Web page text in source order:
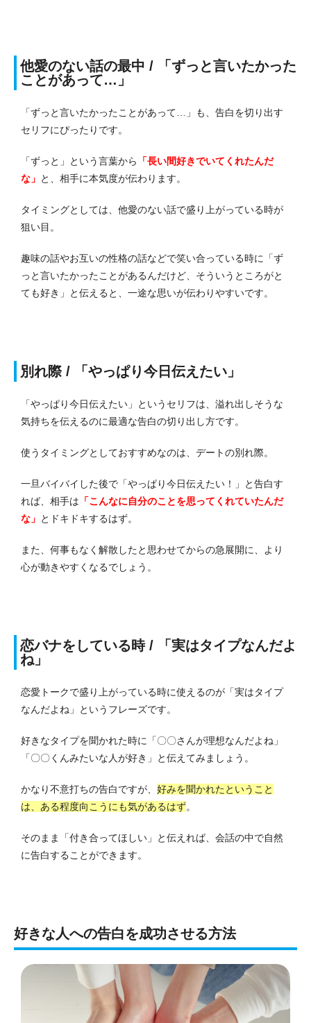
他愛のない話の最中 / 「ずっと言いたかった
ことがあって…」
「ずっと言いたかったことがあって…」も、告白を切り出す
セリフにぴったりです。
「ずっと」という言葉から
「長い間好きでいてくれたんだ
な」 と、相手に本気度が伝わります。
タイミングとしては、他愛のない話で盛り上がっている時が
狙い目。
趣味の話やお互いの性格の話などで笑い合っている時に「ず
っと言いたかったことがあるんだけど、そういうところがと
ても好き」と伝えると、一途な思いが伝わりやすいです。
別れ際 / 「やっぱり今日伝えたい」
「やっぱり今日伝えたい」というセリフは、溢れ出しそうな
気持ちを伝えるのに最適な告白の切り出し方です。
使うタイミングとしておすすめなのは、デートの別れ際。
一旦バイバイした後で「やっぱり今日伝えたい！」と告白す
れば、相手は 「こんなに自分のことを思ってくれていたんだ
な」 とドキドキするはず。
また、何事もなく解散したと思わせてからの急展開に、より
心が動きやすくなるでしょう。
恋バナをしている時 / 「実はタイプなんだよ
ね」
恋愛トークで盛り上がっている時に使えるのが「実はタイプ
なんだよね」というフレーズです。
好きなタイプを聞かれた時に「〇〇さんが理想なんだよね」
「〇〇くんみたいな人が好き」と伝えてみましょう。
かなり不意打ちの告白ですが、 好みを聞かれたということ
は、ある程度向こうにも気があるはず。
そのまま「付き合ってほしい」と伝えれば、会話の中で自然
に告白することができます。
好きな人への告白を成功させる方法